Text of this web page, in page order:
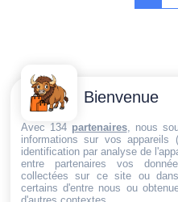
Conditions
générales
de vente
Politique de
cookies
Politique de
Nous
Email:
Bienvenue
Avec 134 partenaires, nous
informations sur vos
identification par analyse de
entre partenaires vos
collectées sur ce site ou
certains d'entre nous ou
d'autres contextes.